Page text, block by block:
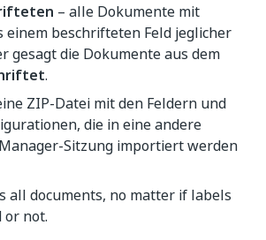
– alle Dokumente mit
einem beschrifteten Feld jeglicher
gesagt die Dokumente aus dem
.
ZIP-Datei mit den Feldern und
die in eine andere
Sitzung importiert werden
all documents, no matter if labels
or not.